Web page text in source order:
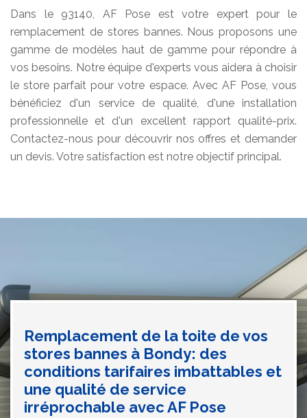
Dans le 93140, AF Pose est votre expert pour le
remplacement de stores bannes. Nous proposons une
gamme de modèles haut de gamme pour répondre à
vos besoins. Notre équipe d'experts vous aidera à choisir
le store parfait pour votre espace. Avec AF Pose, vous
bénéficiez d'un service de qualité, d'une installation
professionnelle et d'un excellent rapport qualité-prix.
Contactez-nous pour découvrir nos offres et demander
un devis. Votre satisfaction est notre objectif principal.
Remplacement de la toite de vos
stores bannes à Bondy: des
conditions tarifaires imbattables et
une qualité de service
irréprochable avec AF Pose